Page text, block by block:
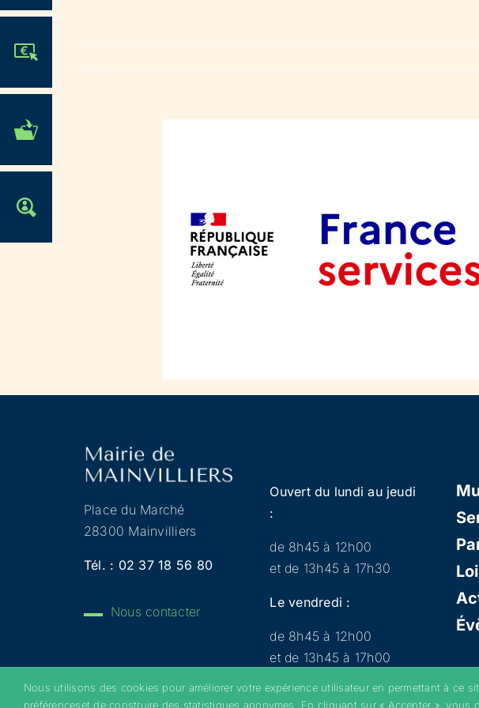
MES DÉMARCHES
Place du Marché
28300 Mainvilliers
Tél. : 02 37 18 56 80
Nous contacter
Ouvert du lundi au jeudi
:
de 8h45 à 12h00
et de 13h45 à 17h30
Le vendredi :
de 8h45 à 12h00
et de 13h45 à 17h00
Nous utilisons des cookies pour améliorer votre expérience utilisateur en permettant à ce
préférenceset de construire des statistiques anonymes. En cliquant sur « Accepter », vous